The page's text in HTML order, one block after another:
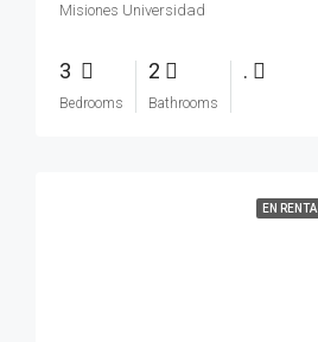
Misiones Universidad
3
Bedrooms
2
Bathrooms
.
EN RENTA